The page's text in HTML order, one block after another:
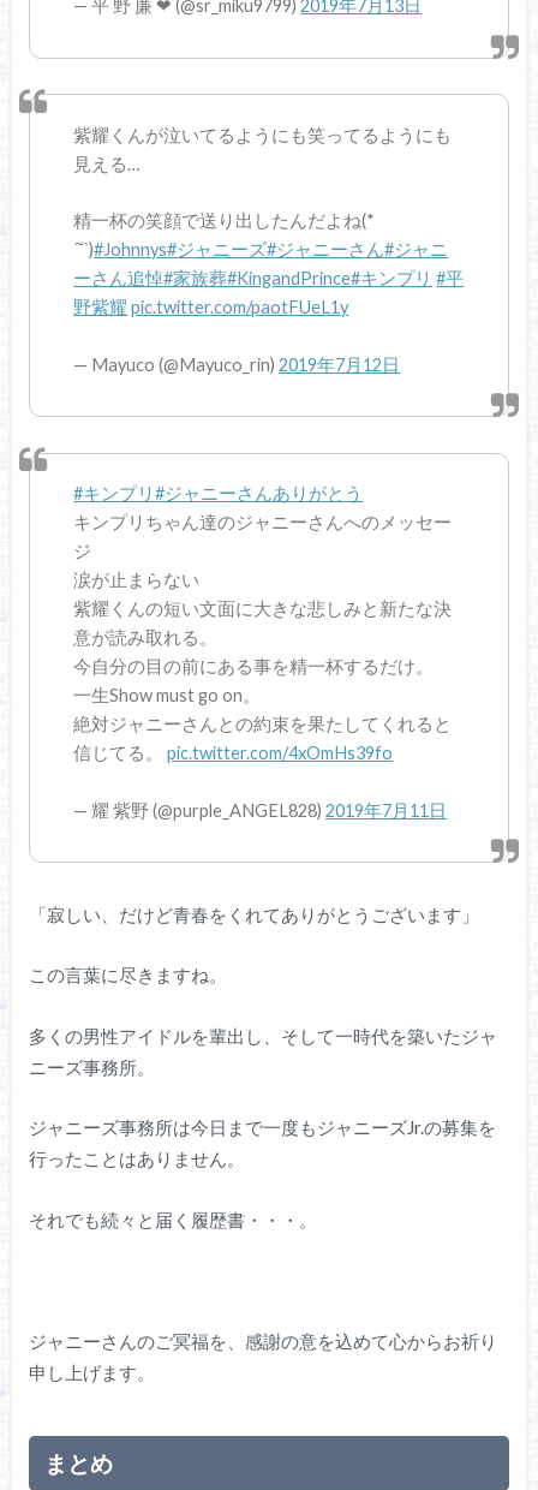
— 平 野 廉 ❤︎ (@sr_miku9799)2019年7月13日
紫耀くんが泣いてるようにも笑ってるようにも
見える…
精一杯の笑顔で送り出したんだよね(*
´˘`)#Johnnys#ジャニーズ#ジャニーさん#ジャニ
ーさん追悼#家族葬#KingandPrince#キンプリ #平
野紫耀 pic.twitter.com/paotFUeL1y
— Mayuco (@Mayuco_rin)2019年7月12日
#キンプリ#ジャニーさんありがとう
キンプリちゃん達のジャニーさんへのメッセー
ジ
涙が止まらない
紫耀くんの短い文面に大きな悲しみと新たな決
意が読み取れる。
今自分の目の前にある事を精一杯するだけ。
一生Show must go on。
絶対ジャニーさんとの約束を果たしてくれると
信じてる。pic.twitter.com/4xOmHs39fo
— 耀 紫野 (@purple_ANGEL828)2019年7月11日
「寂しい、だけど青春をくれてありがとうございます」
この言葉に尽きますね。
多くの男性アイドルを輩出し、そして一時代を築いたジャ
ニーズ事務所。
ジャニーズ事務所は今日まで一度もジャニーズJr.の募集を
行ったことはありません。
それでも続々と届く履歴書・・・。
ジャニーさんのご冥福を、感謝の意を込めて心からお祈り
申し上げます。
まとめ